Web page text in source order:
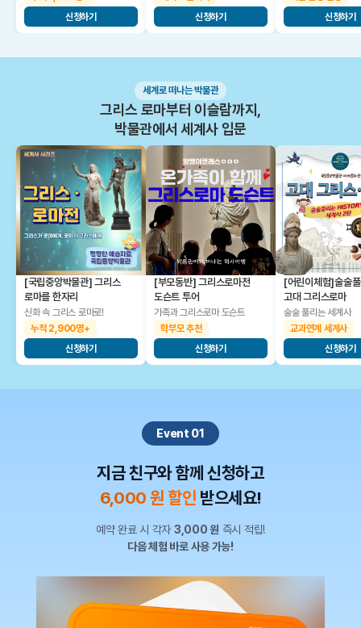
신청하기
신청하기
신청하기
세계로 떠나는 박물관
그리스 로마부터 이슬람까지,
박물관에서 세계사 입문
[국립중앙박물관] 그리스
로마를 한자리
신화 속 그리스 로마로!
누적 2,900명+
신청하기
[부모동반] 그리스로마전
도슨트 투어
가족과 그리스로마 도슨트
학부모 추천
신청하기
[어린이체험]술술
고대 그리스로마
술술 풀리는 세계사
교과연계 세계사
신청하기
Event 01
지금 친구와 함께 신청하고
6,000 원 할인 받으세요!
예약 완료 시 각자 3,000 원
다음 체험 바로 사용 가능!